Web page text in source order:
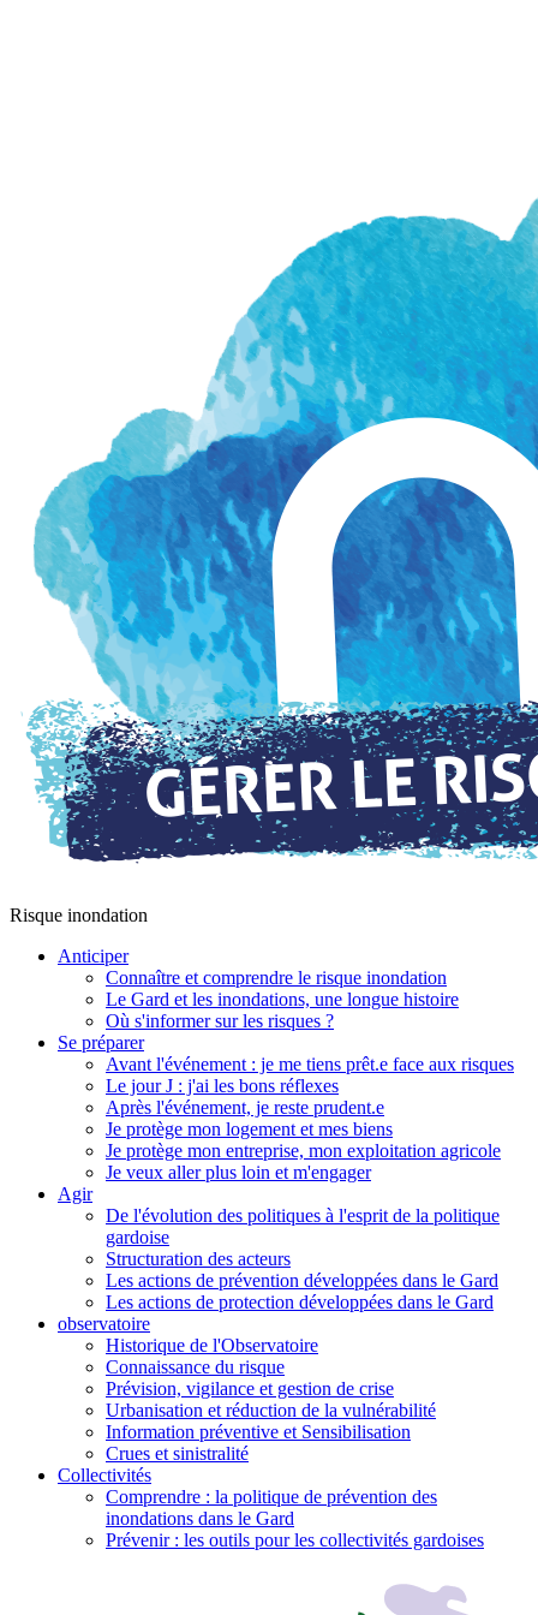
Risque inondation
Anticiper
Connaître et comprendre le risque inondation
Le Gard et les inondations, une longue histoire
Où s'informer sur les risques ?
Se préparer
Avant l'événement : je me tiens prêt.e face aux risques
Le jour J : j'ai les bons réflexes
Après l'événement, je reste prudent.e
Je protège mon logement et mes biens
Je protège mon entreprise, mon exploitation agricole
Je veux aller plus loin et m'engager
Agir
De l'évolution des politiques à l'esprit de la politique
gardoise
Structuration des acteurs
Les actions de prévention développées dans le Gard
Les actions de protection développées dans le Gard
observatoire
Historique de l'Observatoire
Connaissance du risque
Prévision, vigilance et gestion de crise
Urbanisation et réduction de la vulnérabilité
Information préventive et Sensibilisation
Crues et sinistralité
Collectivités
Comprendre : la politique de prévention des
inondations dans le Gard
Prévenir : les outils pour les collectivités gardoises